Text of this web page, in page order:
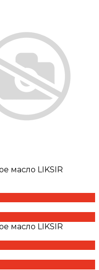
масло LIKSIR
масло LIKSIR